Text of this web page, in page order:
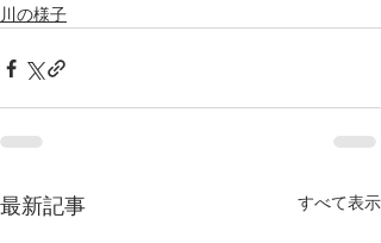
川の様子
最新記事 すべて表示